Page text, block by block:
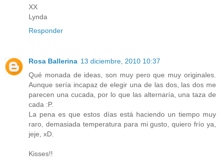
XX
Lynda
Responder
Rosa Ballerina 13 diciembre, 2010 10:37
Qué monada de ideas, son muy pero que muy originales.
Aunque sería incapaz de elegir una de las dos, las dos me
parecen una cucada, por lo que las alternaría, una taza de
cada :P.
La pena es que estos días está haciendo un tiempo muy
raro, demasiada temperatura para mi gusto, quiero frío ya,
jeje, xD.
Kisses!!